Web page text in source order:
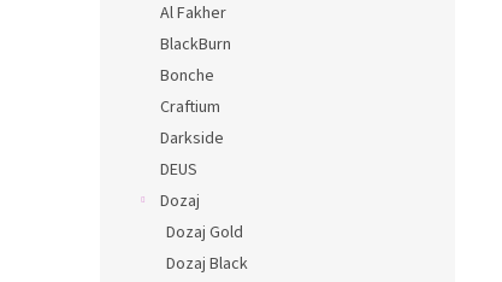
Al Fakher
BlackBurn
Bonche
Craftium
Darkside
DEUS
Dozaj
Dozaj Gold
Dozaj Black